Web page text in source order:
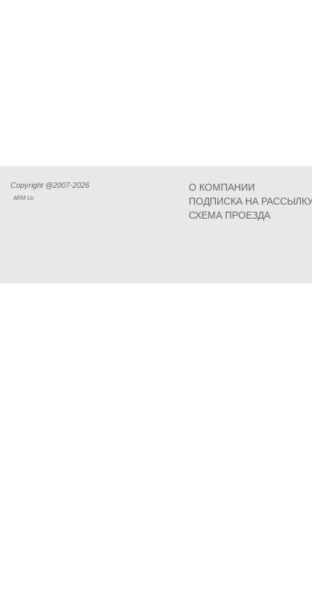
Copyright @2007-2026
ARM Llc
О КОМПАНИИ
ПОДПИСКА НА
СХЕМА ПРОЕЗДА